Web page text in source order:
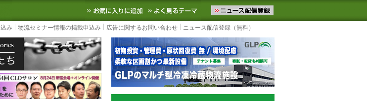
ュースサイト
3PL, SCMなど国内外の最新の物流ニュースをお届けします。物流ニュースメール配信を登録す
お気に入りに追加 よく見るテーマ
み 物流セミナー情報の掲載申込み 広告に関するお問い合わせ ニュース配信登録（無料）